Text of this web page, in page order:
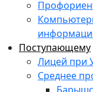
Поступающему
Лицей при
Среднее